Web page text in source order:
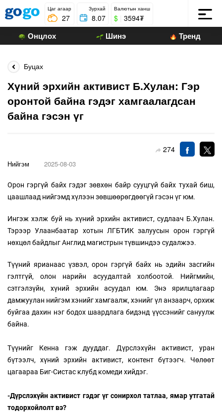
Цаг агаар
27
Зурхай
8.07
Валютын ханш
$ 3594₮
Онцлох Шинэ Тренд
Буцах
Хүний эрхийн активист Б.Хулан: Гэр
оронтой байна гэдэг хамгаалагдсан
байна гэсэн үг
274
Нийгэм 2025-08-03
Орон гэргүй байх гэдэг зөвхөн байр сууцгүй байх тухай биш,
цаашлаад нийгэмд хүлээн зөвшөөрөгдөөгүй гэсэн үг юм.
Ингэж хэлж буй нь хүний эрхийн активист, судлаач Б.Хулан.
Тэрээр Улаанбаатар хотын ЛГБТИК залуусын орон гэргүй
нөхцөл байдлыг Англид магистрын түвшиндээ судалжээ.
Түүний ярианаас үзвэл, орон гэргүй байх нь эдийн засгийн
гэлтгүй, олон нарийн асуудалтай холбоотой. Нийгмийн,
сэтгэлзүйн, хүний эрхийн асуудал юм. Энэ ярилцлагаар
дамжуулан нийгэм хэнийг хамгаалж, хэнийг үл анзаарч, орхиж
буйгаа дахин нэг бодох шаардлага бидэнд үүссэнийг сануулж
байна.
Түүнийг Кенна гэж дууддаг. Дүрслэхүйн активист, уран
бүтээлч, хүний эрхийн активист, контент бүтээгч. Чөлөөт
цагаараа Биг-Систас клубд комеди хийдэг.
-Дүрслэхүйн активист гэдэг үг сонирхол татлаа, ямар утгатай
тодорхойлолт вэ?